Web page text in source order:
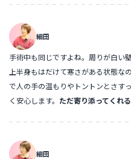
細田
手術中も同じですよね。周りが白い
上半身もはだけて寒さがある状態な
で人の手の温もりやトントンとさす
く安心します。 ただ寄り添ってくれ
細田